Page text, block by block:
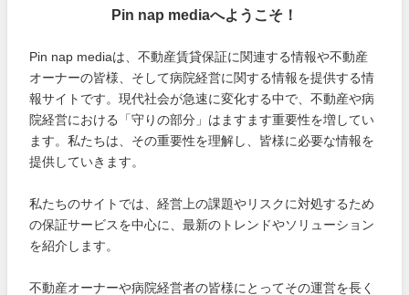
Pin nap mediaへようこそ！
Pin nap mediaは、不動産賃貸保証に関連する情報や不動産
オーナーの皆様、そして病院経営に関する情報を提供する情
報サイトです。現代社会が急速に変化する中で、不動産や病
院経営における「守りの部分」はますます重要性を増してい
ます。私たちは、その重要性を理解し、皆様に必要な情報を
提供していきます。
私たちのサイトでは、経営上の課題やリスクに対処するため
の保証サービスを中心に、最新のトレンドやソリューション
を紹介します。
不動産オーナーや病院経営者の皆様にとってその運営を長く